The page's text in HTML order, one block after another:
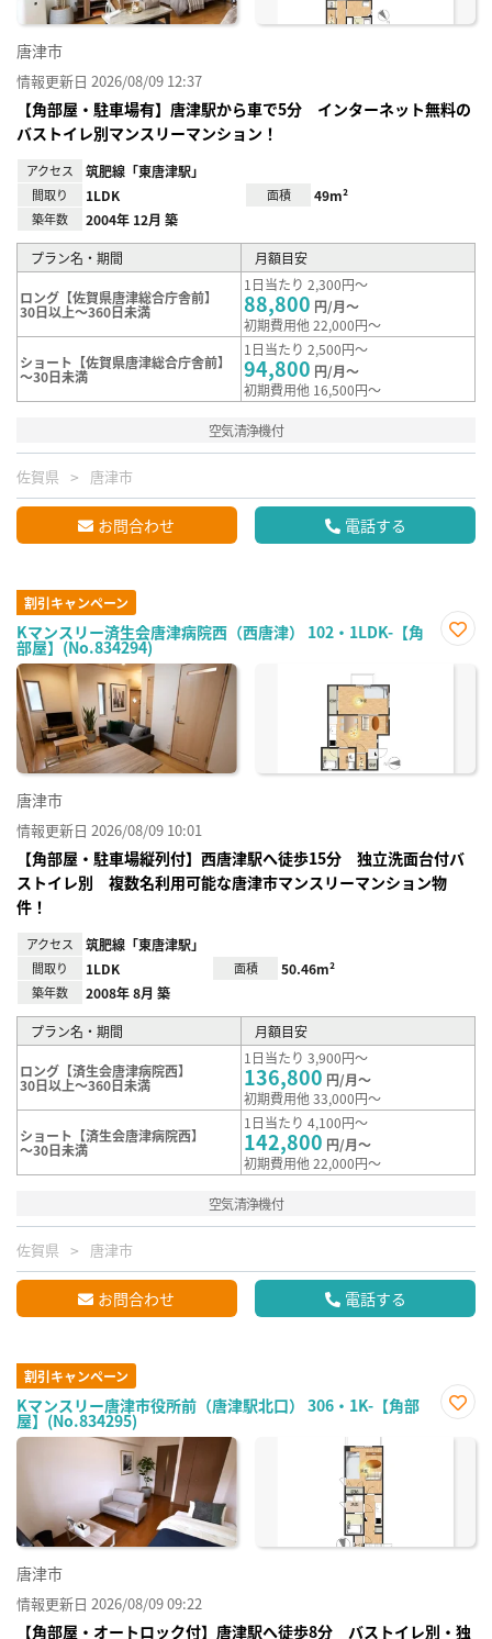
唐津市
情報更新日 2026/08/09 12:37
【角部屋・駐車場有】唐津駅から車で5分 インターネット無料の
バストイレ別マンスリーマンション！
アクセス 筑肥線「東唐津駅」
間取り 1LDK 面積 49m²
築年数 2004年 12月 築
プラン名・期間 月額目安
ロング【佐賀県唐津総合庁舎前】
30日以上～360日未満
1日当たり 2,300円～
88,800 円/月～
初期費用他 22,000円～
ショート【佐賀県唐津総合庁舎前】
～30日未満
1日当たり 2,500円～
94,800 円/月～
初期費用他 16,500円～
空気清浄機付
佐賀県 唐津市
お問合わせ 電話する
割引キャンペーン
Kマンスリー済生会唐津病院西（西唐津） 102・1LDK-【角
部屋】(No.834294)
に入
唐津市
情報更新日 2026/08/09 10:01
【角部屋・駐車場縦列付】西唐津駅へ徒歩15分 独立洗面台付バ
ストイレ別 複数名利用可能な唐津市マンスリーマンション物
件！
アクセス 筑肥線「東唐津駅」
間取り 1LDK 面積 50.46m²
築年数 2008年 8月 築
プラン名・期間 月額目安
ロング【済生会唐津病院西】
30日以上～360日未満
1日当たり 3,900円～
136,800 円/月～
初期費用他 33,000円～
ショート【済生会唐津病院西】
～30日未満
1日当たり 4,100円～
142,800 円/月～
初期費用他 22,000円～
空気清浄機付
佐賀県 唐津市
お問合わせ 電話する
割引キャンペーン
Kマンスリー唐津市役所前（唐津駅北口） 306・1K-【角部
屋】(No.834295)
に入
唐津市
情報更新日 2026/08/09 09:22
【角部屋・オートロック付】唐津駅へ徒歩8分 バストイレ別・独